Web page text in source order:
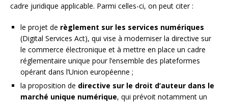
cadre juridique applicable. Parmi celles-ci, on peut citer :
le projet de règlement sur les services numériques
(Digital Services Act), qui vise à moderniser la directive sur
le commerce électronique et à mettre en place un cadre
réglementaire unique pour l’ensemble des plateformes
opérant dans l’Union européenne ;
la proposition de directive sur le droit d’auteur dans le
marché unique numérique, qui prévoit notamment un